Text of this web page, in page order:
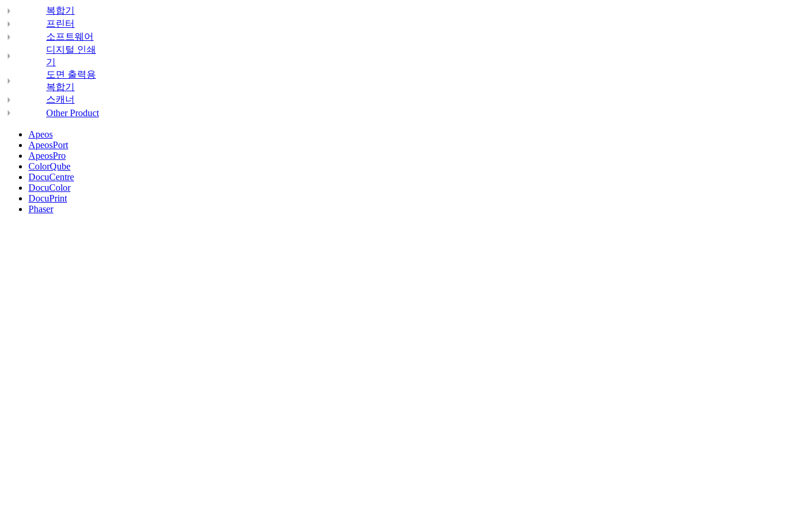
복합기
프린터
소프트웨어
디지털 인쇄
기
도면 출력용
복합기
스캐너
Other Product
Apeos
ApeosPort
ApeosPro
ColorQube
DocuCentre
DocuColor
DocuPrint
Phaser